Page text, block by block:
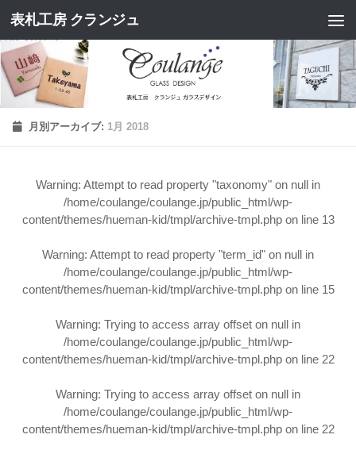
コンテンツへスキップ
表札工房 クランジュ
月別アーカイブ: 1月 2018
Warning: Attempt to read property "taxonomy" on null in
/home/coulange/coulange.jp/public_html/wp-
content/themes/hueman-kid/tmpl/archive-tmpl.phpon line 13
Warning: Attempt to read property "term_id" on null in
/home/coulange/coulange.jp/public_html/wp-
content/themes/hueman-kid/tmpl/archive-tmpl.phpon line 15
Warning: Trying to access array offset on null in
/home/coulange/coulange.jp/public_html/wp-
content/themes/hueman-kid/tmpl/archive-tmpl.phpon line 22
Warning: Trying to access array offset on null in
/home/coulange/coulange.jp/public_html/wp-
content/themes/hueman-kid/tmpl/archive-tmpl.phpon line 22